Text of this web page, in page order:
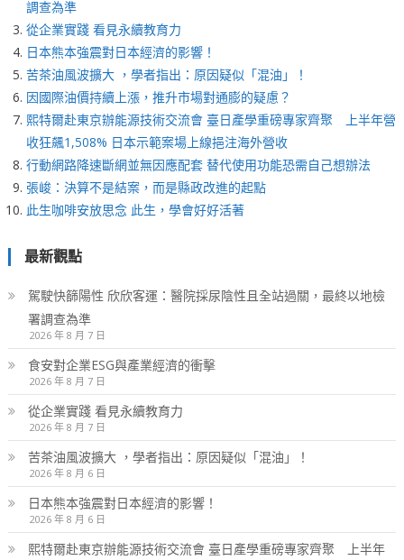
調查為準
從企業實踐 看見永續教育力
日本熊本強震對日本經濟的影響！
苦茶油風波擴大 ，學者指出：原因疑似「混油」！
因國際油價持續上漲，推升市場對通膨的疑慮？
熙特爾赴東京辦能源技術交流會 臺日產學重磅專家齊聚 上半年營
收狂飆1,508% 日本示範案場上線挹注海外營收
行動網路降速斷網並無因應配套 替代使用功能恐需自己想辦法
張峻：決算不是結案，而是縣政改進的起點
此生咖啡安放思念 此生，學會好好活著
最新觀點
駕駛快篩陽性 欣欣客運：醫院採尿陰性且全站過關，最終以地檢
署調查為準
2026 年 8 月 7 日
食安對企業ESG與產業經濟的衝擊
2026 年 8 月 7 日
從企業實踐 看見永續教育力
2026 年 8 月 7 日
苦茶油風波擴大 ，學者指出：原因疑似「混油」！
2026 年 8 月 6 日
日本熊本強震對日本經濟的影響！
2026 年 8 月 6 日
熙特爾赴東京辦能源技術交流會 臺日產學重磅專家齊聚 上半年